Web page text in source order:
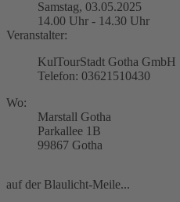
Samstag, 03.05.2025
14.00 Uhr - 14.30 Uhr
Veranstalter:
KulTourStadt Gotha GmbH
Telefon: 03621510430
Wo:
Marstall Gotha
Parkallee 1B
99867 Gotha
auf der Blaulicht-Meile...